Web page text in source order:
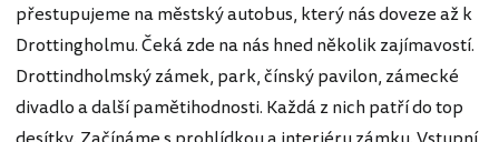
přestupujeme na městský autobus, který nás doveze až k
Drottingholmu. Čeká zde na nás hned několik zajímavostí.
Drottindholmský zámek, park, čínský pavilon, zámecké
divadlo a další pamětihodnosti. Každá z nich patří do top